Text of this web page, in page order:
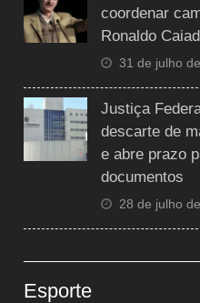
coordenar
Ronaldo
31 de julho
Justiça
descarte de
e abre prazo
documentos
28 de julho
Esporte